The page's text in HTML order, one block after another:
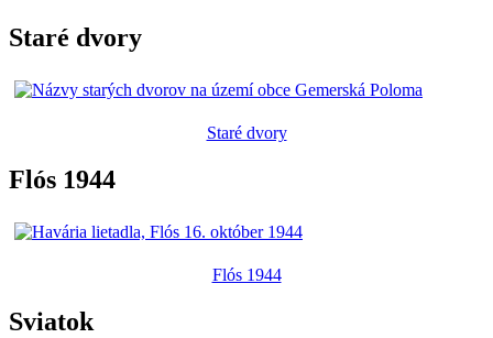
Staré dvory
Staré dvory
Flós 1944
Flós 1944
Sviatok